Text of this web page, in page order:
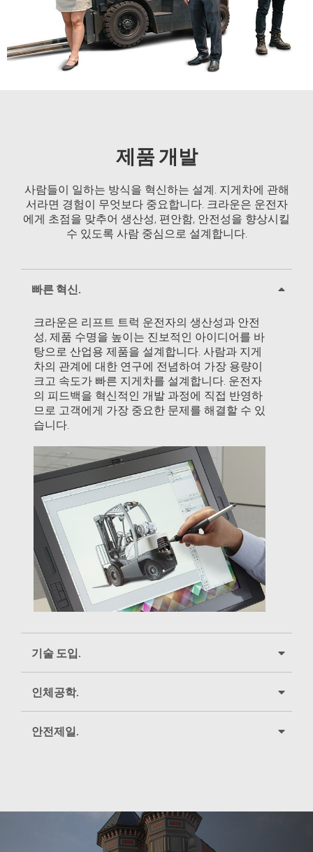
제품 개발
사람들이 일하는 방식을 혁신하는 설계. 지게차에 관해
서라면 경험이 무엇보다 중요합니다. 크라운은 운전자
에게 초점을 맞추어 생산성, 편안함, 안전성을 향상시킬
수 있도록 사람 중심으로 설계합니다.
빠른 혁신.
크라운은 리프트 트럭 운전자의 생산성과 안전
성, 제품 수명을 높이는 진보적인 아이디어를 바
탕으로 산업용 제품을 설계합니다. 사람과 지게
차의 관계에 대한 연구에 전념하여 가장 용량이
크고 속도가 빠른 지게차를 설계합니다. 운전자
의 피드백을 혁신적인 개발 과정에 직접 반영하
므로 고객에게 가장 중요한 문제를 해결할 수 있
습니다.
기술 도입.
인체공학.
안전제일.